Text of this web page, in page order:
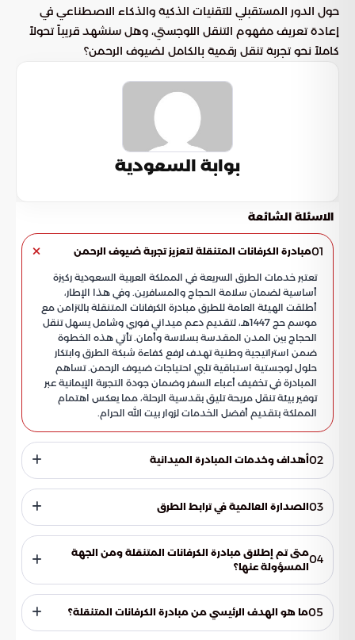
حول الدور المستقبلي للتقنيات الذكية والذكاء الاصطناعي في
إعادة تعريف مفهوم التنقل اللوجستي، وهل سنشهد قريباً تحولاً
كاملاً نحو تجربة تنقل رقمية بالكامل لضيوف الرحمن؟
بوابة السعودية
الاسئلة الشائعة
01مبادرة الكرفانات المتنقلة لتعزيز تجربة ضيوف الرحمن
تعتبر خدمات الطرق السريعة في المملكة العربية السعودية ركيزة
أساسية لضمان سلامة الحجاج والمسافرين. وفي هذا الإطار،
أطلقت الهيئة العامة للطرق مبادرة الكرفانات المتنقلة بالتزامن مع
موسم حج 1447هـ، لتقديم دعم ميداني فوري وشامل يسهل تنقل
الحجاج بين المدن المقدسة بسلاسة وأمان. تأتي هذه الخطوة
ضمن استراتيجية وطنية تهدف لرفع كفاءة شبكة الطرق وابتكار
حلول لوجستية استباقية تلبي احتياجات ضيوف الرحمن. تساهم
المبادرة في تخفيف أعباء السفر وضمان جودة التجربة الإيمانية عبر
توفير بيئة تنقل مريحة تليق بقدسية الرحلة، مما يعكس اهتمام
المملكة بتقديم أفضل الخدمات لزوار بيت الله الحرام.
02أهداف وخدمات المبادرة الميدانية
والمدينة المنورة، نظراً لأهميته الاستراتيجية في حركة حافلات
الحجاج. وتتنوع الخدمات المقدمة لتشمل الدعم الفني والصيانة
بالإضافة إلى توفير مصليات مجهزة وصالات استراحة مكيفة تقي
الحجاج من درجات الحرارة المرتفعة. تسعى الهيئة من خلال هذه
الخدمات إلى تعزيز الانسيابية المرورية والحد من التوقفات
كما يساهم قطاع الطرق في تحقيق مستهدفات رؤية المملكة
2030 عبر التركيز على ثلاثة محاور: السلامة لخفض الحوادث، الجودة
03الصدارة العالمية في ترابط الطرق
مؤشر ترابط شبكة الطرق، مما يعزز طموحاتها للتحول إلى مركز
لوجستي عالمي. يعكس هذا التميز تضافر الجهود التقنية والبشرية
لتوفير رحلة متكاملة تتسم بالسرعة والأمان، مع تطلعات مستقبلية
لدمج التقنيات الذكية والذكاء الاصطناعي في إعادة تعريف
مفهوم التنقل اللوجستي لضيوف الرحمن.
04متى تم إطلاق مبادرة الكرفانات المتنقلة ومن الجهة
المسؤولة عنها؟
عام 1447هـ. وتهدف الهيئة من خلالها إلى تقديم دعم ميداني
متكامل وشامل لضيوف الرحمن أثناء تنقلهم عبر المسارات الحيوية
05ما هو الهدف الرئيسي من مبادرة الكرفانات المتنقلة؟